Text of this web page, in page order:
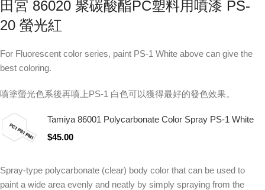
田宮 86020 聚碳酸酯PC塑料用噴漆 PS-
20 螢光紅
For Fluorescent color series, paint PS-1 White above can give the
best coloring.
噴塗螢光色系後再噴上PS-1 白色可以獲得最好的發色效果。
Tamiya 86001 Polycarbonate Color Spray PS-1 White
$45.00
Spray-type polycarbonate (clear) body color that can be used to
paint a wide area evenly and neatly by simply spraying from the